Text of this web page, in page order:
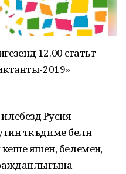
12.00 сәгатьтә
2019»
Русия
тәкъдиме белән
кеше яшенә, белеменә,